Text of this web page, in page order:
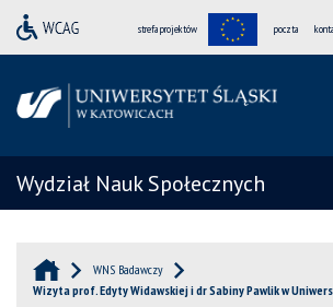
strefa projektów poczta
Wydział Nauk Społecznych
WNS Badawczy
Wizyta prof. Edyty Widawskiej i dr Sabiny Pawlik w